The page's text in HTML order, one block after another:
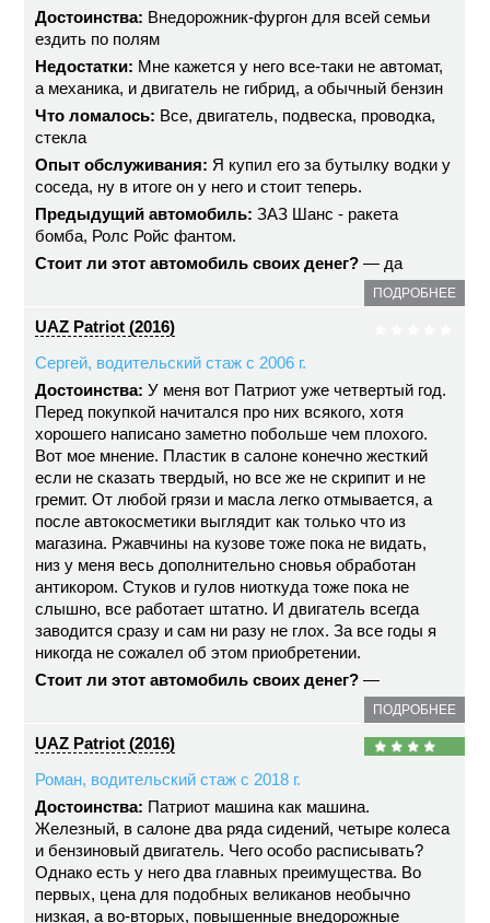
Достоинства: Внедорожник-фургон для всей семьи
ездить по полям
Недостатки: Мне кажется у него все-таки не автомат,
а механика, и двигатель не гибрид, а обычный бензин
Что ломалось: Все, двигатель, подвеска, проводка,
стекла
Опыт обслуживания: Я купил его за бутылку водки у
соседа, ну в итоге он у него и стоит теперь.
Предыдущий автомобиль: ЗАЗ Шанс - ракета
бомба, Ролс Ройс фантом.
Стоит ли этот автомобиль своих денег? — да
ПОДРОБНЕЕ
UAZ Patriot (2016)
Сергей, водительский стаж с 2006 г.
Достоинства: У меня вот Патриот уже четвертый год.
Перед покупкой начитался про них всякого, хотя
хорошего написано заметно побольше чем плохого.
Вот мое мнение. Пластик в салоне конечно жесткий
если не сказать твердый, но все же не скрипит и не
гремит. От любой грязи и масла легко отмывается, а
после автокосметики выглядит как только что из
магазина. Ржавчины на кузове тоже пока не видать,
низ у меня весь дополнительно сновья обработан
антикором. Стуков и гулов ниоткуда тоже пока не
слышно, все работает штатно. И двигатель всегда
заводится сразу и сам ни разу не глох. За все годы я
никогда не сожалел об этом приобретении.
Стоит ли этот автомобиль своих денег? —
ПОДРОБНЕЕ
UAZ Patriot (2016)
Роман, водительский стаж с 2018 г.
Достоинства: Патриот машина как машина.
Железный, в салоне два ряда сидений, четыре колеса
и бензиновый двигатель. Чего особо расписывать?
Однако есть у него два главных преимущества. Во
первых, цена для подобных великанов необычно
низкая, а во-вторых, повышенные внедорожные